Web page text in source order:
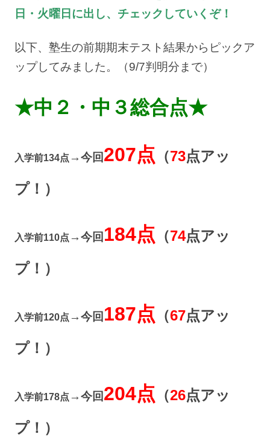
日・火曜日に出し、チェックしていくぞ！
以下、塾生の前期期末テスト結果からピックア
ップしてみました。（9/7判明分まで）
★中２・中３総合点★
入学前134点 →今回207点 （73点アッ
プ！）
入学前110点 →今回 184点 （74点アッ
プ！）
入学前120点 →今回 187点 （67点アッ
プ！）
入学前178点 →今回204点 （26点アッ
プ！）